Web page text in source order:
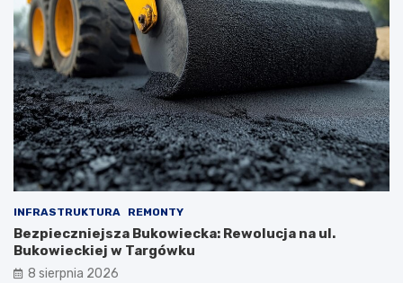
INFRASTRUKTURA REMONTY
Bezpieczniejsza Bukowiecka: Rewolucja na ul.
Bukowieckiej w Targówku
8 sierpnia 2026